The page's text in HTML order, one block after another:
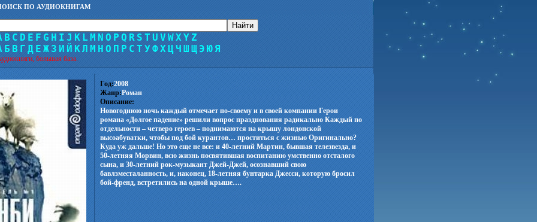
ПО АУДИОКНИГАМ
B C D E F G H I J K L M N O P Q R S T U V WXYZ
Б В Г Д Е Ж З И Й КЛ М Н О П Р С Т УФХ ЦЧ Ш Щ Э ЮЯ
большая база.
Год:2008
Жанр:Роман
Описание:
Новогоднюю ночь каждый отмечает по-своему и в своей компании Герои
романа «Долгое падение» решили вопрос празднования радикально Каждый по
отдельности – четверо героев – поднимаются на крышу лондонской
высоабуватки, чтобы под бой курантов… проститься с жизнью Оригинально?
Куда уж дальше! Но это еще не все: и 40-летний Мартин, бывшая телезвезда, и
50-летняя Морвин, всю жизнь посвятившая воспитанию умственно отсталого
сына, и 30-летний рок-музыкант Джей-Джей, осознавший свою
бавлзместаланность, и, наконец, 18-летняя бунтарка Джесси, которую бросил
бой-френд, встретились на одной крыше….